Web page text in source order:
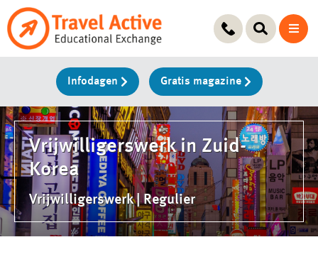
Ga
naar
Infodagen Gratis magazine
Vrijwilligerswerk in Zuid-
Korea
Vrijwilligerswerk | Regulier